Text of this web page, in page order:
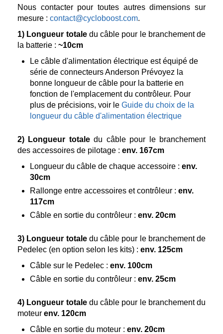
Nous contacter pour toutes autres dimensions sur
mesure : contact@cycloboost.com.
1) Longueur totaledu câble pour le branchement de
la batterie : ~10cm
Le câble d'alimentation électrique est équipé de
série de connecteurs Anderson Prévoyez la
bonne longueur de câble pour la batterie en
fonction de l'emplacement du contrôleur. Pour
plus de précisions, voir le Guide du choix de la
longueur du câble d'alimentation électrique
2) Longueur totaledu câble pour le branchement
des accessoires de pilotage : env. 167cm
Longueur du câble de chaque accessoire : env.
30cm
Rallonge entre accessoires et contrôleur : env.
117cm
Câble en sortie du contrôleur : env. 20cm
3) Longueur totaledu câble pour le branchement de
Pedelec (en option selon les kits) : env. 125cm
Câble sur le Pedelec : env. 100cm
Câble en sortie du contrôleur : env. 25cm
4) Longueur totaledu câble pour le branchement du
moteur env. 120cm
Câble en sortie du moteur : env. 20cm